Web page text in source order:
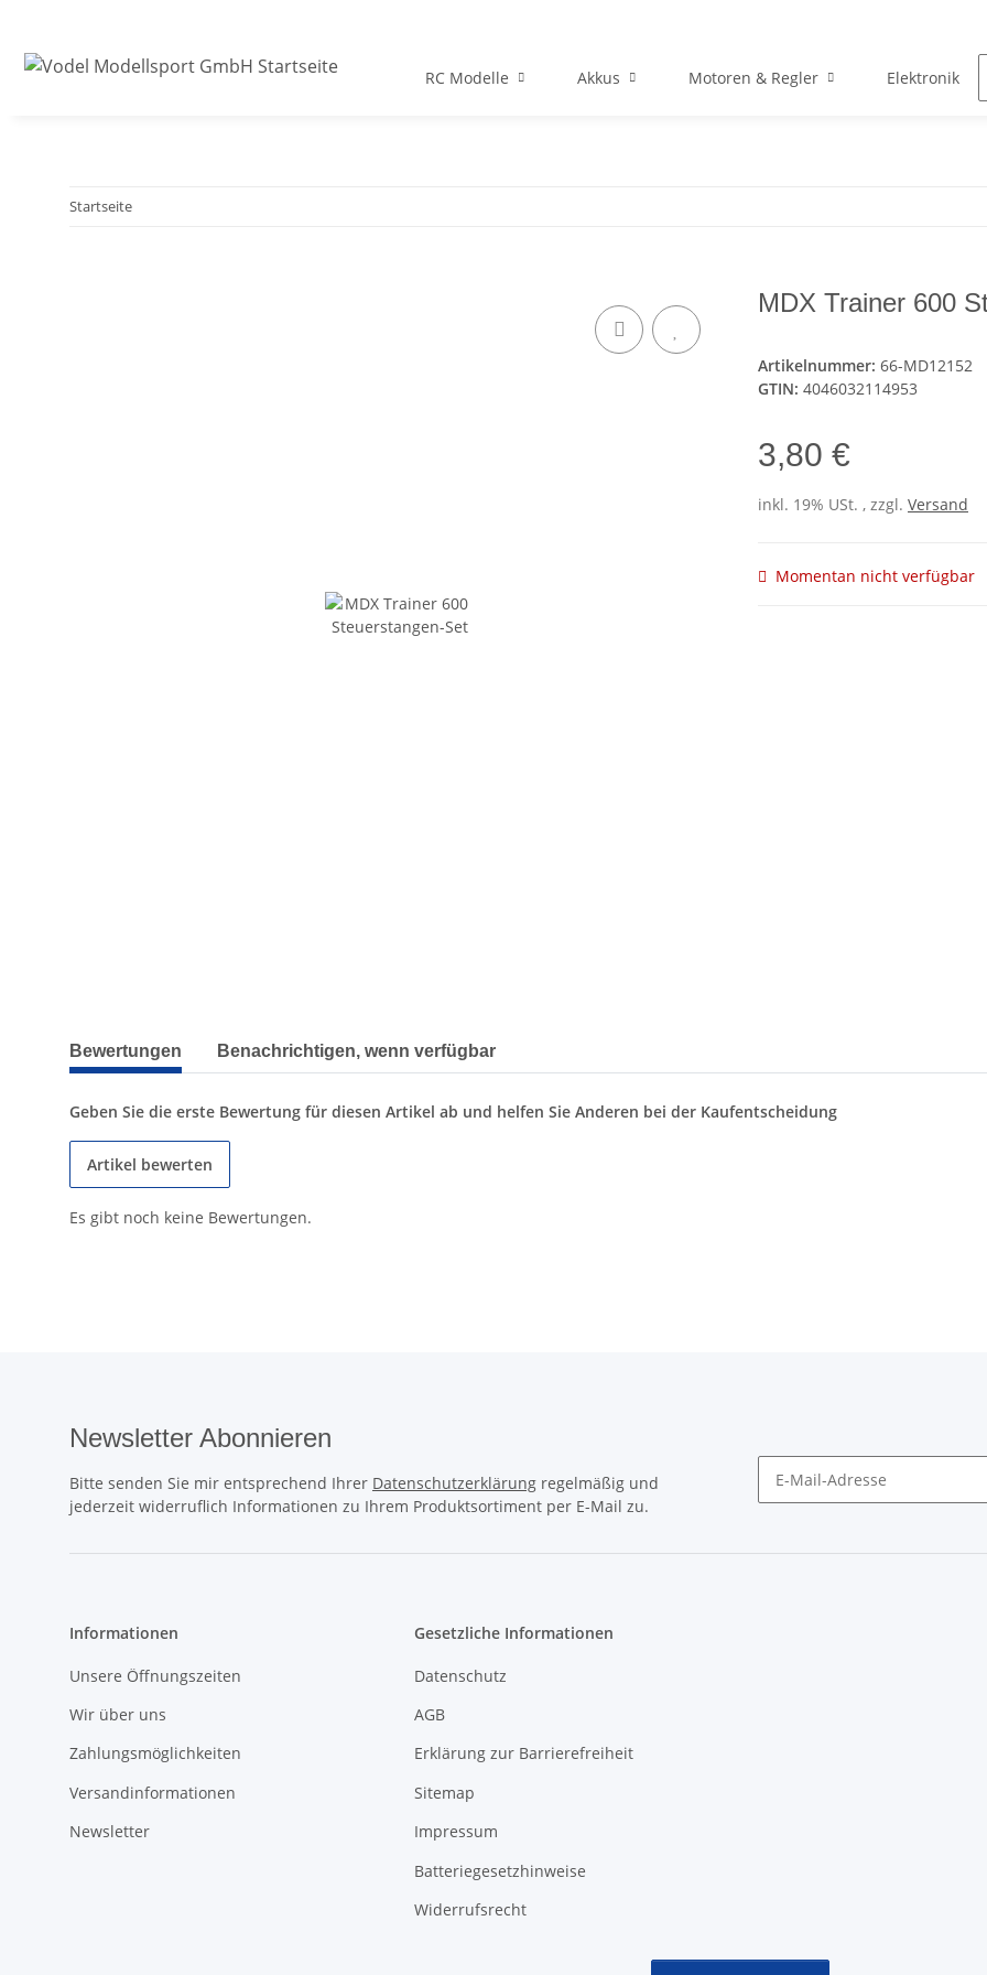
RC Modelle Akkus Motoren & Regler Elektronik
Startseite
MDX Trainer 600
Artikelnummer: 66-MD12152
GTIN: 4046032114953
3,80 €
inkl. 19% USt. , zzgl. Versand
Momentan nicht verfügbar
weitere Registerkarten anzeigen
Bewertungen Benachrichtigen, wenn verfügbar
Geben Sie die erste Bewertung für diesen Artikel ab und helfen Sie Anderen bei der Kaufentscheidung
Artikel bewerten
Es gibt noch keine Bewertungen.
Newsletter Abonnieren
Bitte senden Sie mir entsprechend Ihrer Datenschutzerklärung regelmäßig und
jederzeit widerruflich Informationen zu Ihrem Produktsortiment per E-Mail zu.
Informationen
Unsere Öffnungszeiten
Wir über uns
Zahlungsmöglichkeiten
Versandinformationen
Newsletter
Gesetzliche Informationen
Datenschutz
AGB
Erklärung zur Barrierefreiheit
Sitemap
Impressum
Batteriegesetzhinweise
Widerrufsrecht